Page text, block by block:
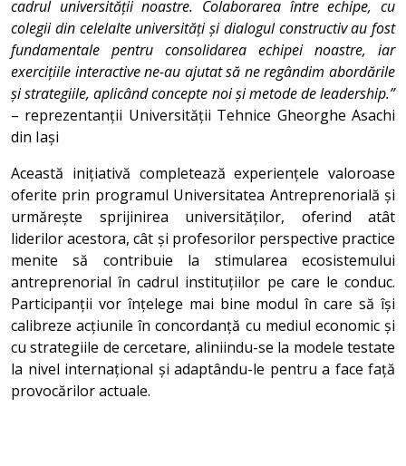
cadrul universității noastre. Colaborarea între echipe, cu
colegii din celelalte universități și dialogul constructiv au fost
fundamentale pentru consolidarea echipei noastre, iar
exercițiile interactive ne-au ajutat să ne regândim abordările
și strategiile, aplicând concepte noi și metode de leadership.”
– reprezentanții Universității Tehnice Gheorghe Asachi
din Iași
Această inițiativă completează experiențele valoroase
oferite prin programul Universitatea Antreprenorială și
urmărește sprijinirea universităților, oferind atât
liderilor acestora, cât și profesorilor perspective practice
menite să contribuie la stimularea ecosistemului
antreprenorial în cadrul instituțiilor pe care le conduc.
Participanții vor înțelege mai bine modul în care să își
calibreze acțiunile în concordanță cu mediul economic și
cu strategiile de cercetare, aliniindu-se la modele testate
la nivel internațional și adaptându-le pentru a face față
provocărilor actuale.